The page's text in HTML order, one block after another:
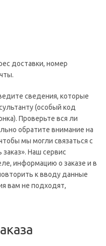
доставки, номер
сведения, которые
(особый код
Проверьте вся ли
обратите внимание на
мы могли связаться с
Наш сервис
информацию о заказе и в
к вводу данные
вам не подходят,